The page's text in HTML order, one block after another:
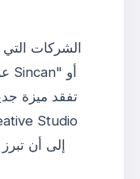
الشركات
إلى أن